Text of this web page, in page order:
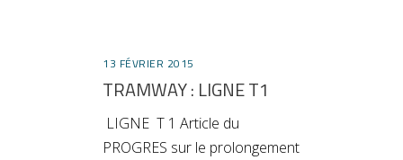
13 FÉVRIER 2015
TRAMWAY : LIGNE T1
LIGNE T 1 Article du
PROGRES sur le prolongement